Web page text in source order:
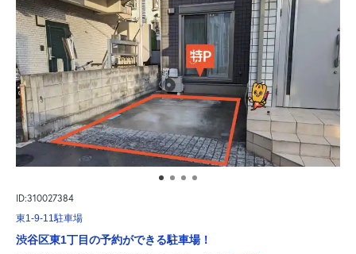
ID:310027384
東1-9-11駐車場
渋谷区東1丁目の予約ができる駐車場！